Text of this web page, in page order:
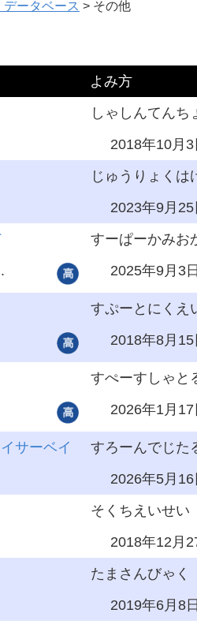
ータベース > その他
よみ方
学習レベル 最終更新
しゃしんてんち
2018年10月3
じゅうりょくは
2023年9月25
すーぱーかみお
2025年9月3
すぷーとにくえ
2018年8月15
すぺーすしゃと
2026年1月17
サーベイ
すろーんでじた
2026年5月16
そくちえいせい
2018年12月
たまさんびゃく
2019年6月8